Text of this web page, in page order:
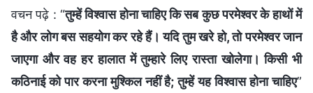
वचन पढ़े : “तुम्हें विश्वास होना चाहिए कि सब कुछ परमेश्वर के हाथों में
है और लोग बस सहयोग कर रहे हैं। यदि तुम खरे हो, तो परमेश्वर जान
जाएगा और वह हर हालात में तुम्हारे लिए रास्ता खोलेगा। किसी भी
कठिनाई को पार करना मुश्किल नहीं है; तुम्हें यह विश्वास होना चाहिए”